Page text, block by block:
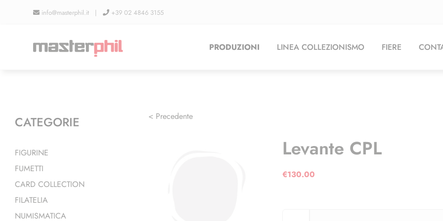
info@masterphil.it | +39 02 4846 3155
PRODUZIONI LINEA COLLEZIONISMO FIERE
< Precedente
Levante CPL
€130.00
CATEGORIE
FIGURINE
FUMETTI
CARD COLLECTION
FILATELIA
NUMISMATICA